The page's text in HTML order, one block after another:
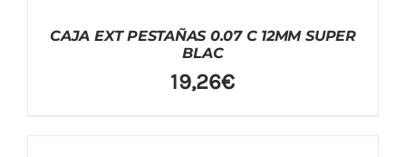
CAJA EXT PESTAÑAS 0.07 C 12MM SUPER
BLAC
19,26€